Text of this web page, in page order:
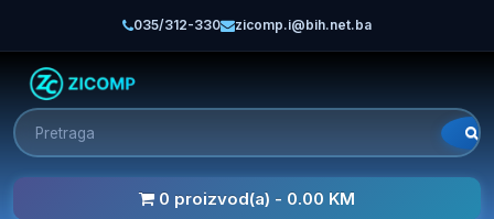
035/312-330 zicomp.i@bih.net.ba
0 proizvod(a) - 0.00 KM